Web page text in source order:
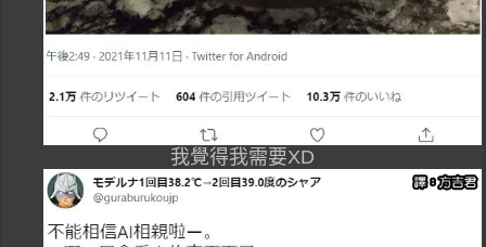
我覺得我需要XD